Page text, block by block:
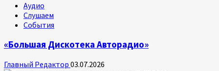
Аудио
Слушаем
События
«Большая Дискотека Авторадио»
Главный Редактор 03.07.2026